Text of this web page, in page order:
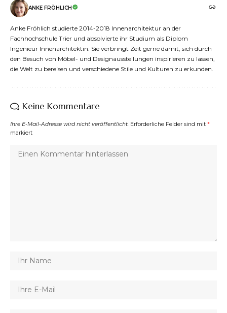
ANKE FRÖHLICH
Anke Fröhlich studierte 2014-2018 Innenarchitektur an der
Fachhochschule Trier und absolvierte ihr Studium als Diplom
Ingenieur Innenarchitektin. Sie verbringt Zeit gerne damit, sich durch
den Besuch von Möbel- und Designausstellungen inspirieren zu lassen,
die Welt zu bereisen und verschiedene Stile und Kulturen zu erkunden.
Keine Kommentare
Ihre E-Mail-Adresse wird nicht veröffentlicht. Erforderliche Felder sind mit *
markiert